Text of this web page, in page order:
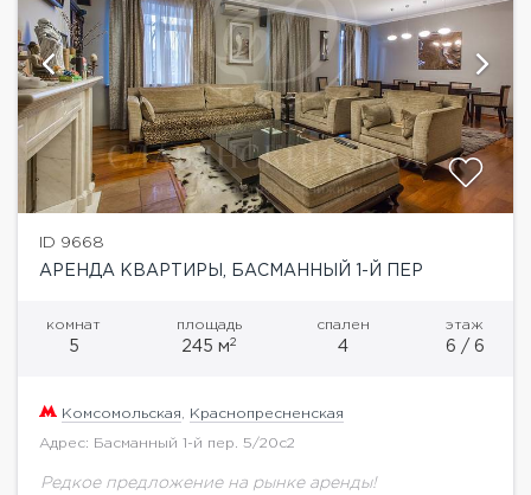
ID 9668
АРЕНДА КВАРТИРЫ, БАСМАННЫЙ 1-Й ПЕР
комнат
5
площадь
245 м2
спален
4
этаж
6 / 6
Комсомольская Краснопресненская
Адрес: Басманный 1-й пер. 5/20с2
Редкое предложение на рынке аренды!